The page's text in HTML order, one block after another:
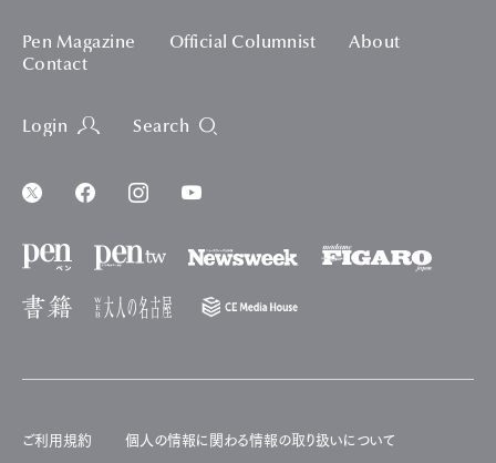
Pen Magazine Official Columnist
About
Contact
Login Search
ご利用規約 個人の情報に関わる情報の取り扱いについて